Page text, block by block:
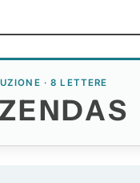
· 8 LETTERE